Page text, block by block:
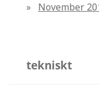
November
tekniskt